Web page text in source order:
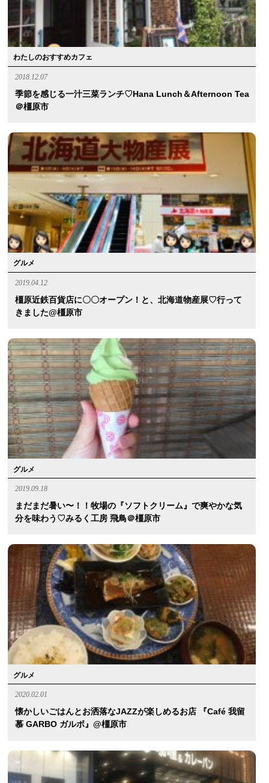
わたしのおすすめカフェ
2018.12.07
季節を感じる一汁三菜ランチ♡Hana Lunch＆Afternoon Tea
＠橿原市
グルメ
2019.04.12
橿原近鉄百貨店に〇〇オープン！と、北海道物産展♡行って
きました@橿原市
グルメ
2019.09.18
まだまだ暑い〜！！牧場の『ソフトクリーム』で爽やかな気
分を味わう♡みるく工房 飛鳥＠橿原市
グルメ
2020.02.01
懐かしいごはんとお洒落なJAZZが楽しめるお店 『café 我留
慕 GARBO ガルボ』@橿原市